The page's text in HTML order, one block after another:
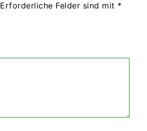
Erforderliche Felder sind mit *